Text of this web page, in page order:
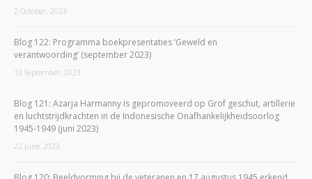
2 October, 2023
Blog 122: Programma boekpresentaties ‘Geweld en
verantwoording’ (september 2023)
13 September, 2023
Blog 121: Azarja Harmanny is gepromoveerd op Grof geschut, artillerie
en luchtstrijdkrachten in de Indonesische Onafhankelijkheidsoorlog
1945-1949 (juni 2023)
22 June, 2023